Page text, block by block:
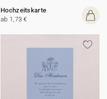
Hochzeitskarte
ab 1,73 €